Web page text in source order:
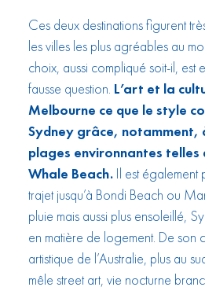
Ces deux destinations figurent
les villes les plus agréables au
choix, aussi compliqué soit-il, est
fausse question. L’art et la
Melbourne ce que le style
Sydney grâce, notamment,
plages environnantes telles
Whale Beach. Il est également
trajet jusqu’à Bondi Beach ou
pluie mais aussi plus ensoleillé,
en matière de logement. De son
artistique de l’Australie, plus au
mêle street art, vie nocturne